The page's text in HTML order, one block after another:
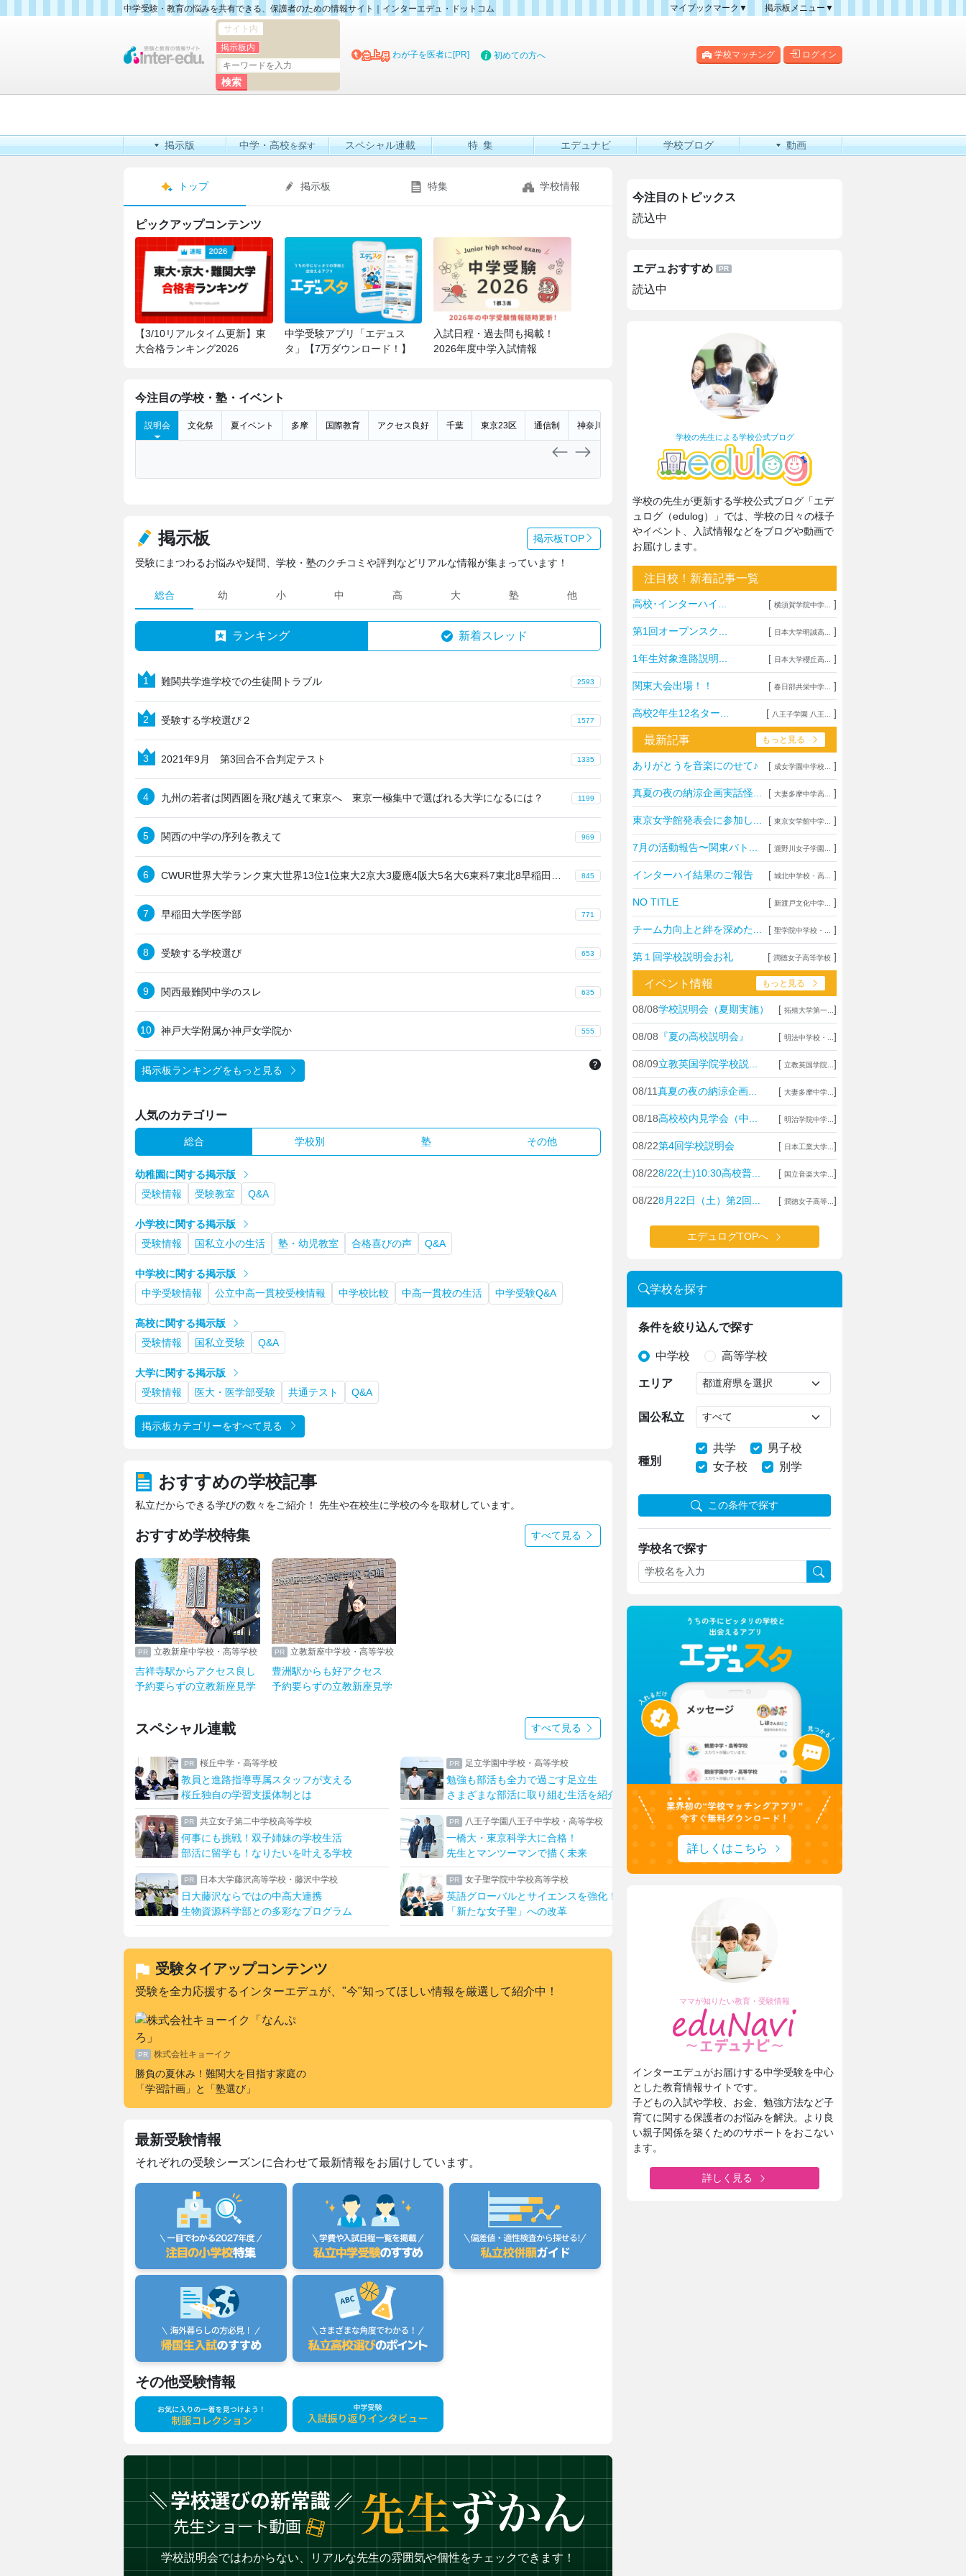
中学受験・教育の悩みを共有できる、保護者のための情報サイト インターエデュ・ドットコム
マイブックマーク▼
掲示板メニュー▼
掲示板マップ
学校マッチング ログイン
サイト内
掲示板内
わが子を医者に[PR] 初めての方へ
掲示版 中学・高校を探す スペシャル連載 特集 エデュナビ 学校ブログ 動画
トップ 掲示板 特集 学校情報
ピックアップコンテンツ
【3/10リアルタイム更新】東
大合格ランキング2026
中学受験アプリ「エデュス
タ」【7万ダウンロード！】
入試日程・過去問も掲載！
2026年度中学入試情報
今注目の学校・塾・イベント
説明会 文化祭 夏イベント 多摩 国際教育 アクセス良好 千葉 東京23区 通信制 神奈川
掲示板 掲示板TOP
受験にまつわるお悩みや疑問、学校・塾のクチコミや評判などリアルな情報が集まっています！
総合 幼 小 中 高 大 塾 他
ランキング 新着スレッド
難関共学進学校での生徒間トラブル 2593
受験する学校選び２ 1577
2021年9月 第3回合不合判定テスト 1335
九州の若者は関西圏を飛び越えて東京へ 東京一極集中で選ばれる大学になるには？ 1199
関西の中学の序列を教えて 969
845
早稲田大学医学部 771
受験する学校選び 653
関西最難関中学のスレ 635
神戸大学附属か神戸女学院か 555
掲示板ランキングをもっと見る
この学校に来るのはやめておけ
登校時間について
三鷹市下連雀(後半番地)へ引越し、幼稚園について
東京ベイインターナショナルスクールについて
模試に関して、伸芽会がジャックか。
同志社国際高校とヘリ基地反対協議会を刑事告訴
育英西(立命館コース)
明星institution中等学校
高校進学
附属天王寺小の合格後について
新着書き込みをもっと見る
人気のカテゴリー
総合 学校別 塾 その他
幼稚園に関する掲示版
受験情報
受験教室 Q&A
小学校に関する掲示版
受験情報
国私立小の生活 塾・幼児教室 合格喜びの声 Q&A
中学校に関する掲示版
中学受験情報
公立中高一貫校受検情報 中学校比較 中高一貫校の生活 中学受験Q&A
高校に関する掲示版
受験情報
国私立受験 Q&A
大学に関する掲示版
受験情報
医大・医学部受験 共通テスト Q&A
掲示板カテゴリーをすべて見る
おすすめの学校記事
私立だからできる学びの数々をご紹介！ 先生や在校生に学校の今を取材しています。
おすすめ学校特集 すべて見る
立教新座中学校・高等学校
吉祥寺駅からアクセス良し
予約要らずの立教新座見学
立教新座中学校・高等学校
豊洲駅からも好アクセス
予約要らずの立教新座見学
スペシャル連載 すべて見る
桜丘中学・高等学校
教員と進路指導専属スタッフが支える
桜丘独自の学習支援体制とは
共立女子第二中学校高等学校
何事にも挑戦！双子姉妹の学校生活
部活に留学も！なりたいを叶える学校
日本大学藤沢高等学校・藤沢中学校
日大藤沢ならではの中高大連携
生物資源科学部との多彩なプログラム
足立学園中学校・高等学校
勉強も部活も全力で過ごす足立生
さまざまな部活に取り組む生活を紹介
八王子学園八王子中学校・高等学校
一橋大・東京科学大に合格！
先生とマンツーマンで描く未来
女子聖学院中学校高等学校
英語グローバルとサイエンスを強化！
「新たな女子聖」への改革
ハープやフルート！ひとり一つの楽器
上野ならではのフィールドワーク
瀧野川女子学園中学高等学校
生成AIを“アシスタント”に
発想を形にする授業でキャリア教育
理想を形にデザインと機能性をアップ
受験タイアップコンテンツ
受験を全力応援するインターエデュが、"今"知ってほしい情報を厳選して紹介中！
株式会社キョーイク
勝負の夏休み！難関大を目指す家庭の
「学習計画」と「塾選び」
最新受験情報
それぞれの受験シーズンに合わせて最新情報をお届けしています。
その他受験情報
学校説明会ではわからない、リアルな先生の雰囲気や個性をチェックできます！
今注目のトピックス
読込中
エデュおすすめ
読込中
学校の先生による学校公式ブログ
学校の先生が更新する学校公式ブログ「エデ
ュログ（edulog）」では、学校の日々の様子
やイベント、入試情報などをブログや動画で
お届けします。
注目校！新着記事一覧
高校･インターハイ... [ 横須賀学院中学... ]
第1回オープンスク... [ 日本大学明誠高... ]
1年生対象進路説明... [ 日本大学櫻丘高... ]
関東大会出場！！ [ 春日部共栄中学... ]
高校2年生12名ター... [ 八王子学園 八王... ]
最新記事 もっと見る
ありがとうを音楽にのせて♪ [ 成女学園中学校... ]
真夏の夜の納涼企画実話怪... [ 大妻多摩中学高... ]
東京女学館発表会に参加し... [ 東京女学館中学... ]
7月の活動報告〜関東バト... [ 瀧野川女子学園... ]
インターハイ結果のご報告 [ 城北中学校・高... ]
NO TITLE [ 新渡戸文化中学... ]
チーム力向上と絆を深めた... [ 聖学院中学校・... ]
第１回学校説明会お礼 [ 潤徳女子高等学校 ]
イベント情報 もっと見る
08/08学校説明会（夏期実施） [ 拓殖大学第一... ]
08/08 『夏の高校説明会』 [ 明法中学校・... ]
08/09立教英国学院学校説... [ 立教英国学院... ]
08/11真夏の夜の納涼企画... [ 大妻多摩中学... ]
08/18高校校内見学会（中... [ 明治学院中学... ]
08/22第4回学校説明会 [ 日本工業大学... ]
08/228/22(土)10:30高校普... [ 国立音楽大学... ]
08/228月22日（土）第2回... [ 潤徳女子高等... ]
エデュログTOPへ
学校を探す
条件を絞り込んで探す
中学校 高等学校
エリア
国公私立
種別
共学
男子校
女子校
別学
この条件で探す
学校名で探す
詳しくはこちら
ママが知りたい教育・受験情報
インターエデュがお届けする中学受験を中心
とした教育情報サイトです。
子どもの入試や学校、お金、勉強方法など子
育てに関する保護者のお悩みを解決。より良
い親子関係を築くためのサポートをおこない
ます。
詳しく見る